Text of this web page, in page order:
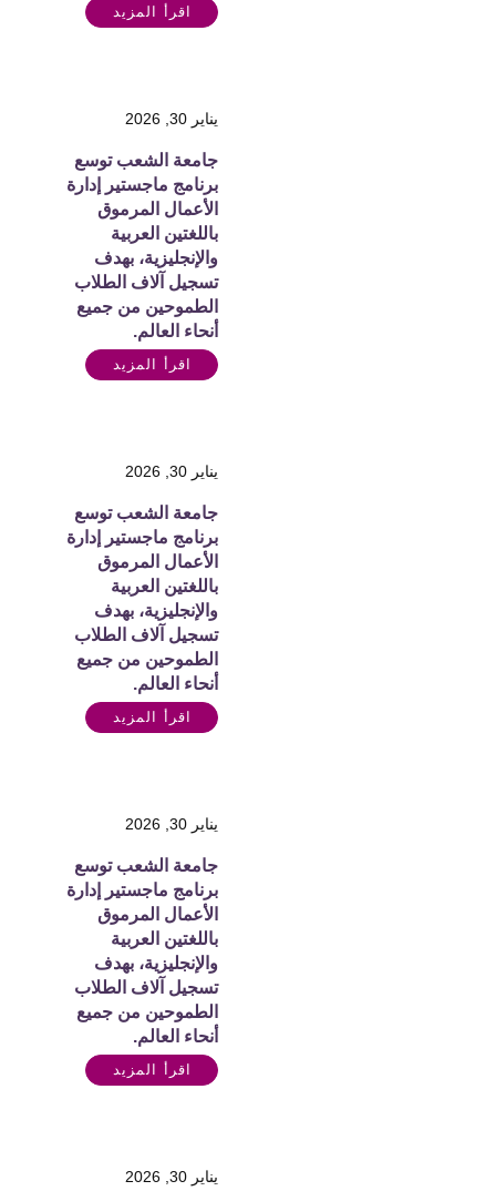
اقرأ المزيد
يناير 30, 2026
جامعة الشعب توسع
برنامج ماجستير إدارة
الأعمال المرموق
باللغتين العربية
والإنجليزية، بهدف
تسجيل آلاف الطلاب
الطموحين من جميع
أنحاء العالم.
اقرأ المزيد
يناير 30, 2026
جامعة الشعب توسع
برنامج ماجستير إدارة
الأعمال المرموق
باللغتين العربية
والإنجليزية، بهدف
تسجيل آلاف الطلاب
الطموحين من جميع
أنحاء العالم.
اقرأ المزيد
يناير 30, 2026
جامعة الشعب توسع
برنامج ماجستير إدارة
الأعمال المرموق
باللغتين العربية
والإنجليزية، بهدف
تسجيل آلاف الطلاب
الطموحين من جميع
أنحاء العالم.
اقرأ المزيد
يناير 30, 2026